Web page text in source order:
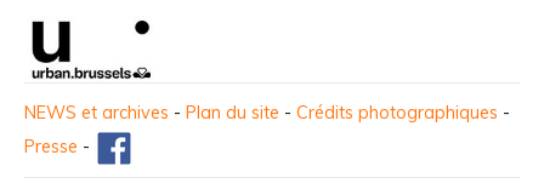
NEWS et archives - Plan du site - Crédits photographiques -
Presse -